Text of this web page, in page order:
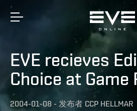
EVE recieves
Choice at Game
2004-01-08 - 发布者 CCP HELLMAR